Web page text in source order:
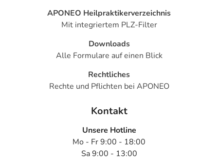
APONEO Heilpraktikerverzeichnis
Mit integriertem PLZ-Filter
Downloads
Alle Formulare auf einen Blick
Rechtliches
Rechte und Pflichten bei APONEO
Kontakt
Unsere Hotline
Mo - Fr 9:00 - 18:00
Sa 9:00 - 13:00